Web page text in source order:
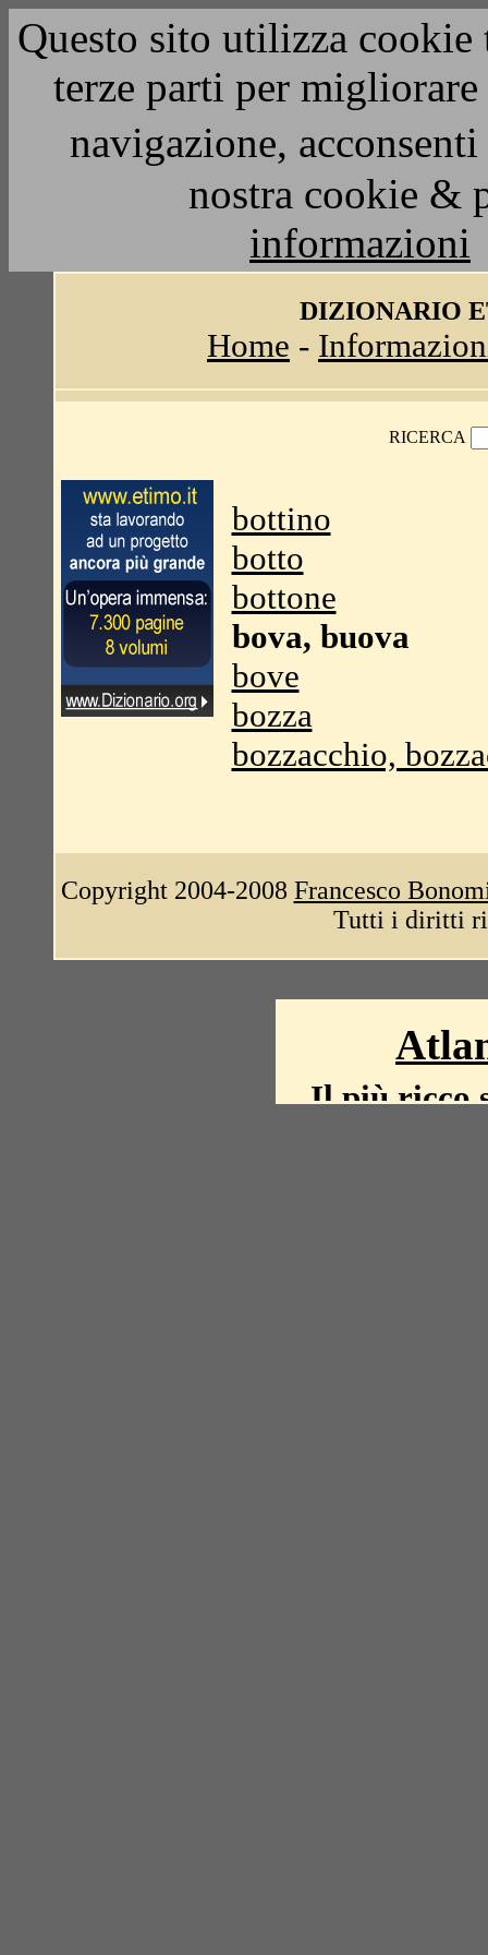
Questo sito utilizza
terze parti per
navigazione,
nostra cookie &
informazioni
DIZIONARIO
Home -
RICERCA
bottino
botto
bottone
bova, buova
bove
bozza
bozzacchio,
Copyright 2004-2008 Francesco
Tutti i diritti
Il più ricco